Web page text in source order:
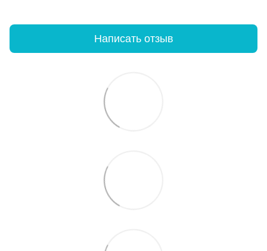
Написать отзыв